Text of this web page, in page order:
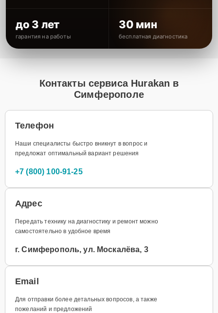
до 3 лет
гарантия на работы
30 мин
бесплатная диагностика
Контакты сервиса Hurakan в
Симферополе
Телефон
Наши специалисты быстро вникнут в вопрос и
предложат оптимальный вариант решения
+7 (800) 100-91-25
Адрес
Передать технику на диагностику и ремонт можно
самостоятельно в удобное время
г. Симферополь, ул. Москалёва, 3
Email
Для отправки более детальных вопросов, а также
пожеланий и предложений